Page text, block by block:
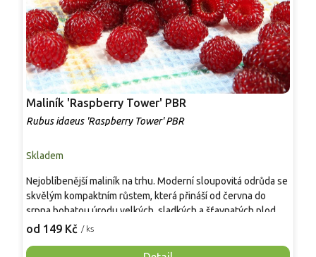
Maliník 'Raspberry Tower' PBR
Rubus idaeus 'Raspberry Tower' PBR
Skladem
od 149 Kč / ks
Nejoblíbenější maliník na trhu. Moderní sloupovitá odrůda se
skvělým kompaktním růstem, která přináší od června do
srpna bohatou úrodu velkých, sladkých a šťavnatých plodů.
Pevné vzpřímené výhony tvoří elegantní habitus bez